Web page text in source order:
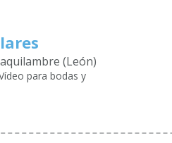
(León)
para bodas y